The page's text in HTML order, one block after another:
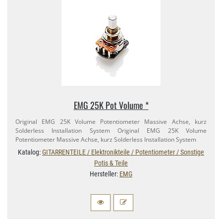
EMG 25K Pot Volume *
Original EMG 25K Volume Potentiometer Massive Achse, kurz
Solderless Installation System Original EMG 25K Volume
Potentiometer Massive Achse, kurz Solderless Installation System
Katalog:GITARRENTEILE / Elektronikteile / Potentiometer / Sonstige
Potis & Teile
Hersteller: EMG